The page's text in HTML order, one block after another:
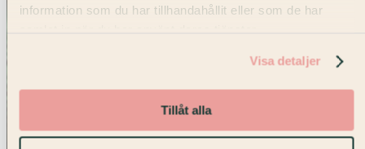
information som du har tillhandahållit eller som de har
Visa detaljer
Tillåt alla